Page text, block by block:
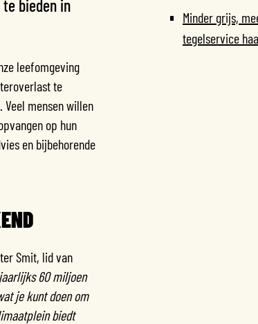
bieden in
leefomgeving
te
mensen willen
op hun
en bijbehorende
Smit, lid van
60 miljoen
je kunt doen om
biedt
Minder grijs,
tegelservice